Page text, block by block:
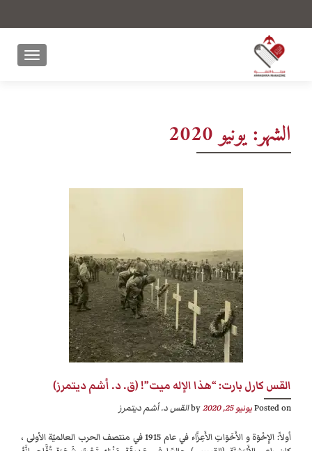
الشهر:يونيو 2020
القس كارل بارت: “هذا الإله ميت”! (ق. د. أشم ديتمرز)
Posted onيونيو 25, 2020 القس د. أشم ديتمرز
أولاً: الإِخْوَة و الأَخَوَاتِ الأَعِزَّاء في عام 1915 في منتصف الحرب العالميّة الأولى ،